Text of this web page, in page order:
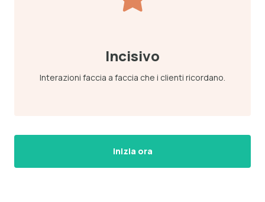
Incisivo
Interazioni faccia a faccia che i clienti ricordano.
Inizia ora